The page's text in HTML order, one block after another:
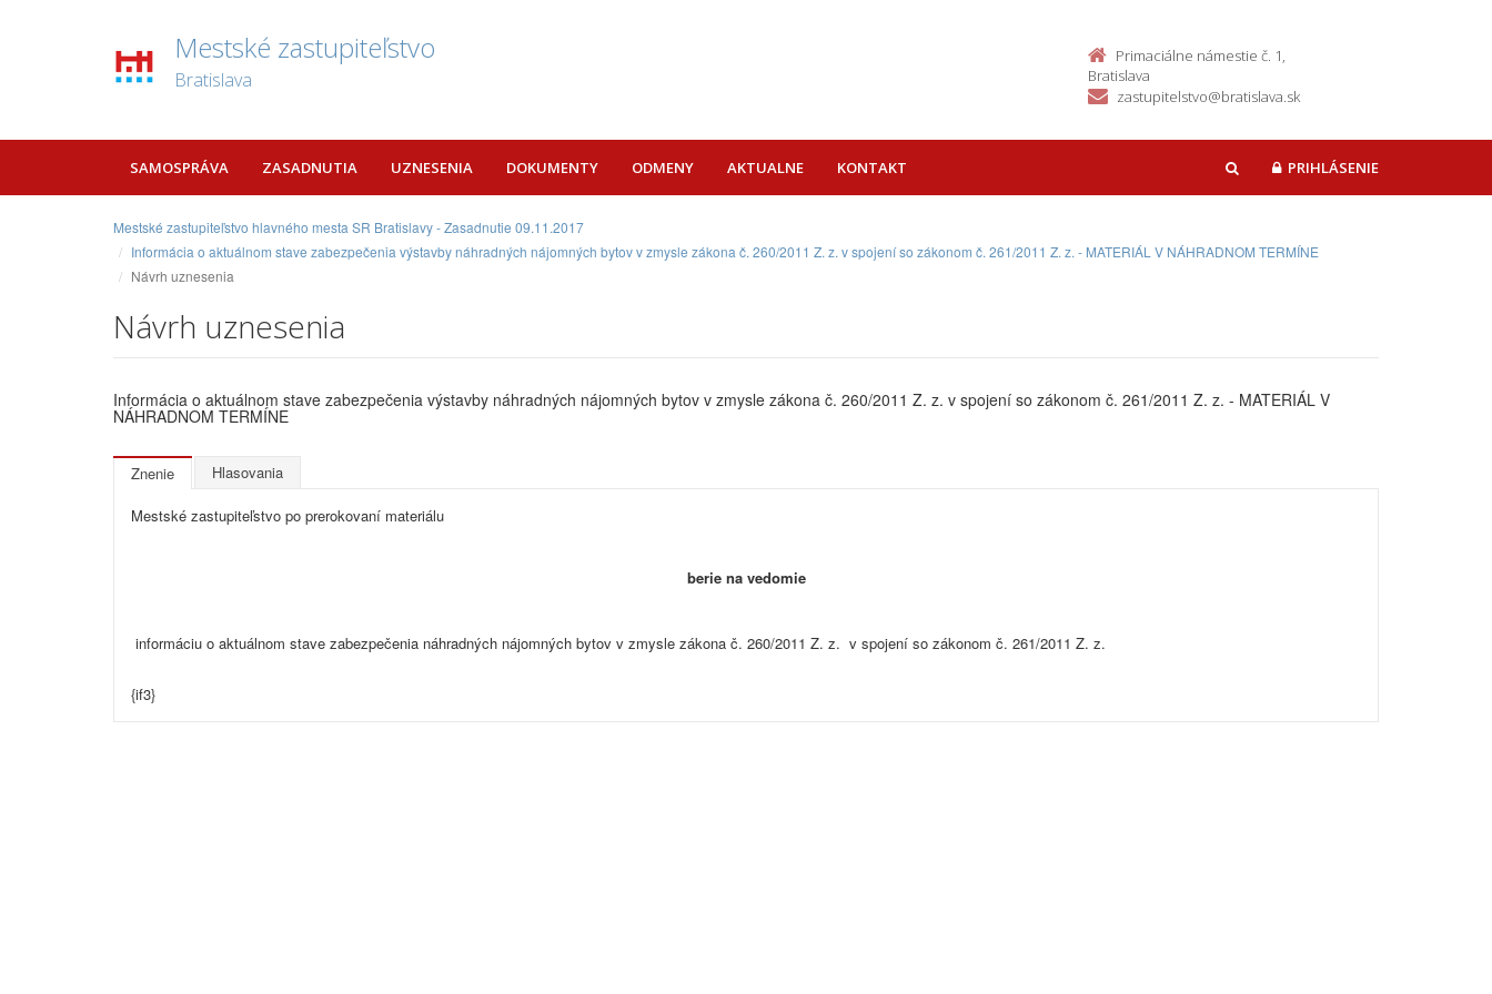
Mestské zastupiteľstvo
Bratislava
Primaciálne námestie č. 1,
Bratislava
zastupitelstvo@bratislava.sk
SAMOSPRÁVA ZASADNUTIA UZNESENIA DOKUMENTY ODMENY AKTUALNE KONTAKT HĽADAŤPRIHLÁSENIE
Mestské zastupiteľstvo hlavného mesta SR Bratislavy - Zasadnutie 09.11.2017
Informácia o aktuálnom stave zabezpečenia výstavby náhradných nájomných bytov v zmysle zákona č. 260/2011 Z. z. v spojení so zákonom č. 261/2011 Z. z. - MATERIÁL V NÁHRADNOM TERMÍNE
Návrh uznesenia
Návrh uznesenia
Informácia o aktuálnom stave zabezpečenia výstavby náhradných nájomných bytov v zmysle zákona č. 260/2011 Z. z. v spojení so zákonom č. 261/2011 Z. z. - MATERIÁL V
NÁHRADNOM TERMÍNE
Znenie Hlasovania
Mestské zastupiteľstvo po prerokovaní materiálu
berie na vedomie
informáciu o aktuálnom stave zabezpečenia náhradných nájomných bytov v zmysle zákona č. 260/2011 Z. z. v spojení so zákonom č. 261/2011 Z. z.
{if3}